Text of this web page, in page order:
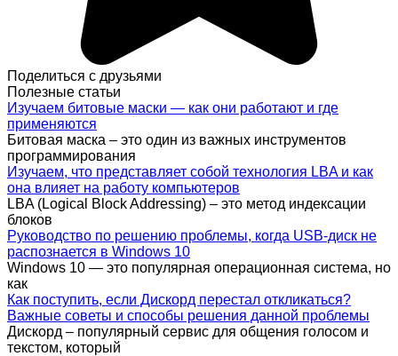
Поделиться с друзьями
Полезные статьи
Изучаем битовые маски — как они работают и где
применяются
Битовая маска – это один из важных инструментов
программирования
Изучаем, что представляет собой технология LBA и как
она влияет на работу компьютеров
LBA (Logical Block Addressing) – это метод индексации
блоков
Руководство по решению проблемы, когда USB-диск не
распознается в Windows 10
Windows 10 — это популярная операционная система, но
как
Как поступить, если Дискорд перестал откликаться?
Важные советы и способы решения данной проблемы
Дискорд – популярный сервис для общения голосом и
текстом, который